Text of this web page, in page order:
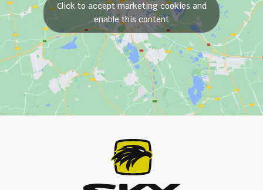
Click to accept marketing cookies and
enable this content